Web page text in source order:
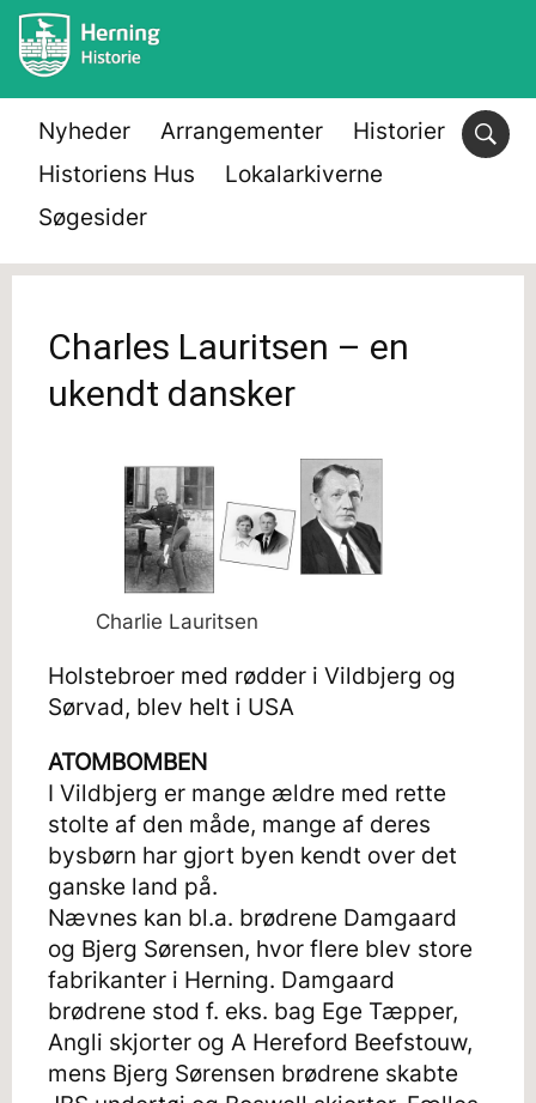
Nyheder Arrangementer
Historier
Historiens Hus
Lokalarkiverne
Søgesider
Charles Lauritsen – en
ukendt dansker
Charlie Lauritsen
Holstebroer med rødder i Vildbjerg og
Sørvad, blev helt i USA
ATOMBOMBEN
I Vildbjerg er mange ældre med rette
stolte af den måde, mange af deres
bysbørn har gjort byen kendt over det
ganske land på.
Nævnes kan bl.a. brødrene Damgaard
og Bjerg Sørensen, hvor flere blev store
fabrikanter i Herning. Damgaard
brødrene stod f. eks. bag Ege Tæpper,
Angli skjorter og A Hereford Beefstouw,
mens Bjerg Sørensen brødrene skabte